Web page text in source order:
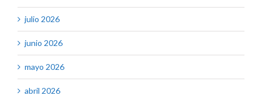
julio 2026
junio 2026
mayo 2026
abril 2026